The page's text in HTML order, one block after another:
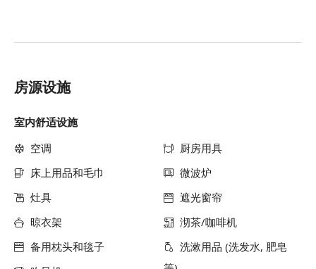
房源设施
室内舒适设施
空调
床上用品和毛巾
灶具
晾衣架
备用枕头和毯子
厨房用具
微波炉
遮光窗帘
沏茶/咖啡机